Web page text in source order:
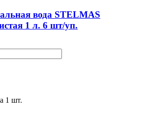
вода STELMAS
1 л. 6 шт/уп.
1 шт.